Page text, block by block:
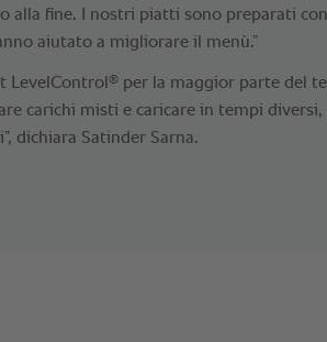
alla fine. I nostri piatti sono preparati
aiutato a migliorare il menù.”
LevelControl ® per la maggior parte del
carichi misti e caricare in tempi
dichiara Satinder Sarna.